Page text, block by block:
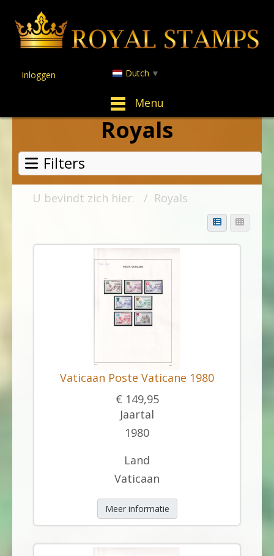
Menu
Inloggen Dutch ▼
Royals
Filters
U bevindt zich hier: Royals
Vaticaan Poste Vaticane 1980
€ 149,95
Jaartal
1980
Land
Vaticaan
Meer informatie